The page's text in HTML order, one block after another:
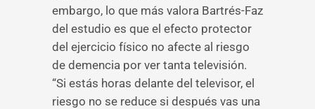
embargo, lo que más valora Bartrés-Faz
del estudio es que el efecto protector
del ejercicio físico no afecte al riesgo
de demencia por ver tanta televisión.
“Si estás horas delante del televisor, el
riesgo no se reduce si después vas una